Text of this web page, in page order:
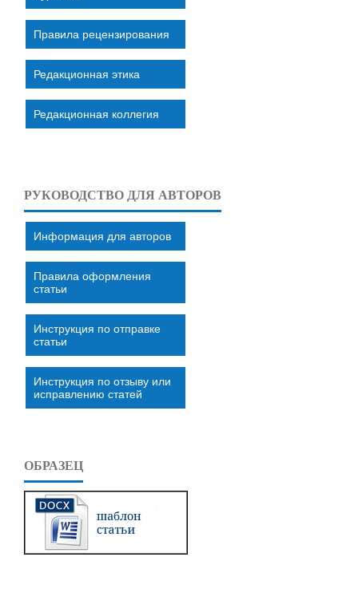
Правила рецензирования
Редакционная этика
Редакционная коллегия
РУКОВОДСТВО ДЛЯ АВТОРОВ
Информация для авторов
Правила оформления
статьи
Инструкция по отправке
статьи
Инструкция по отзыву или
исправлению статей
ОБРАЗЕЦ